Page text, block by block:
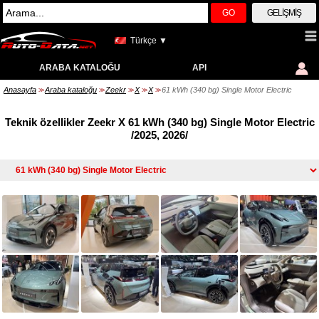
GO GELIŞMIŞ
Türkçe ▼
ARABA KATALOĞU API
Anasayfa >> Araba kataloğu >> Zeekr >> X >> X >> 61 kWh (340 bg) Single Motor Electric
Teknik özellikler Zeekr X 61 kWh (340 bg) Single Motor Electric
/2025, 2026/